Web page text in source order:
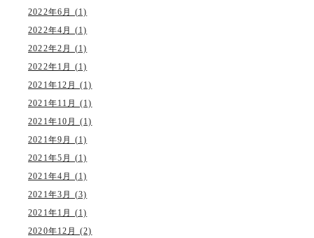
2022年6月 (1)
2022年4月 (1)
2022年2月 (1)
2022年1月 (1)
2021年12月 (1)
2021年11月 (1)
2021年10月 (1)
2021年9月 (1)
2021年5月 (1)
2021年4月 (1)
2021年3月 (3)
2021年1月 (1)
2020年12月 (2)